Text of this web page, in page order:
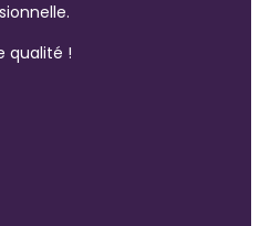
qualité !